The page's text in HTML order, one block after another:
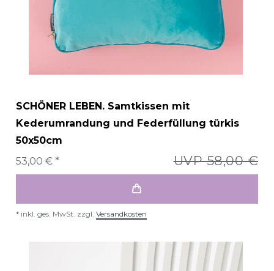
SCHÖNER LEBEN. Samtkissen mit
Kederumrandung und Federfüllung türkis
50x50cm
UVP 58,00 €
53,00 € *
* inkl. ges. MwSt. zzgl. Versandkosten